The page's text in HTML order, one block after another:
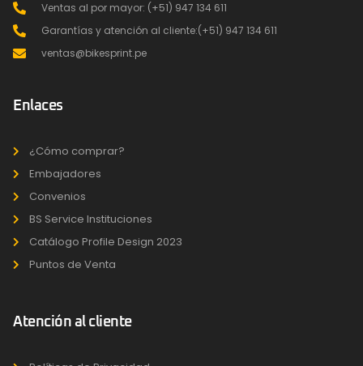
Ventas al por mayor: (+51) 947 134 611
Garantías y atención al cliente:(+51) 947 134 611
ventas@bikesprint.pe
Enlaces
¿Cómo comprar?
Embajadores
Convenios
BS Service Instituciones
Catálogo Profile Design 2023
Puntos de Venta
Atención al cliente